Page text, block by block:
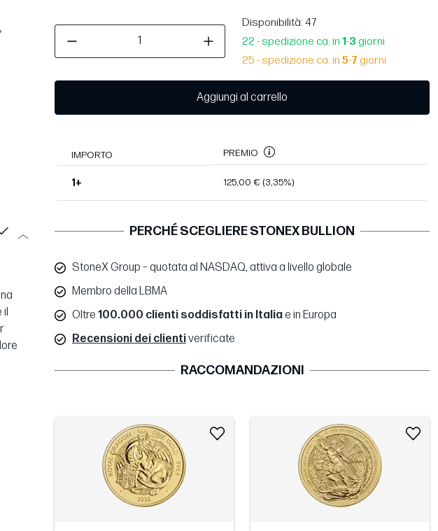
Disponibilità: 47
22 - spedizione ca. in 1-3 giorni
25 - spedizione ca. in 5-7 giorni
Aggiungi al carrello
IMPORTO PREMIO
1+ 125,00 € (3,35%)
PERCHÉ SCEGLIERE STONEX BULLION
StoneX Group – quotata al NASDAQ, attiva a livello globale
Membro della LBMA
Oltre 100.000 clienti soddisfatti in Italiae in Europa
Recensioni dei clientiverificate
RACCOMANDAZIONI